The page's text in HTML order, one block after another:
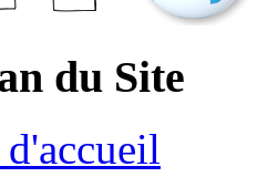
du Site
d'accueil